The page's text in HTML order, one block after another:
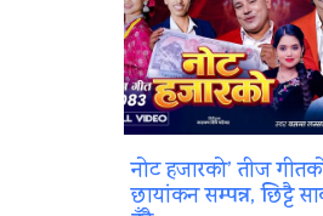
नोट हजारको’ तीज
छायांकन सम्पन्न, छिट्टै